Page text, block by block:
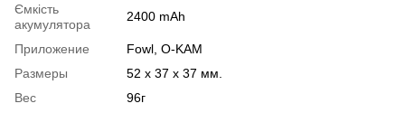
Ємкість
акумулятора
2400 mAh
Приложение
Fowl, O-KAM
Размеры
52 х 37 х 37 мм.
Вес
96г